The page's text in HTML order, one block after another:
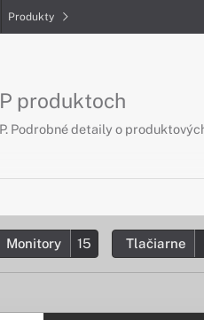
Produkty
produktoch
Podrobné detaily o
Monitory 15 Tlačiarne